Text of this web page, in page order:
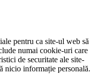
pentru ca site-ul web să
numai cookie-uri care
de securitate ale site-
nicio informație personală.